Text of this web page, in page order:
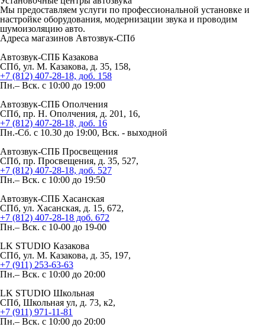
Мы предоставляем услуги по профессиональной установке и
настройке оборудования, модернизации звука и проводим
шумоизоляцию авто.
Адреса магазинов Автозвук-СПб
Автозвук-СПБ Казакова
СПб, ул. М. Казакова, д. 35, 158,
+7 (812) 407-28-18, доб. 158
Пн.– Вск. с 10:00 до 19:00
Автозвук-СПБ Ополчения
СПб, пр. Н. Ополчения, д. 201, 16,
+7 (812) 407-28-18, доб. 16
Пн.-Сб. с 10.30 до 19:00, Вск. - выходной
Автозвук-СПБ Просвещения
СПб, пр. Просвещения, д. 35, 527,
+7 (812) 407-28-18, доб. 527
Пн.– Вск. с 10:00 до 19:50
Автозвук-СПБ Хасанская
СПб, ул. Хасанская, д. 15, 672,
+7 (812) 407-28-18 доб. 672
Пн.– Вск. с 10-00 до 19-00
LK STUDIO Казакова
СПб, ул. М. Казакова, д. 35, 197,
+7 (911) 253-63-63
Пн.– Вск. с 10:00 до 20:00
LK STUDIO Школьная
СПб, Школьная ул, д. 73, к2,
+7 (911) 971-11-81
Пн.– Вск. с 10:00 до 20:00